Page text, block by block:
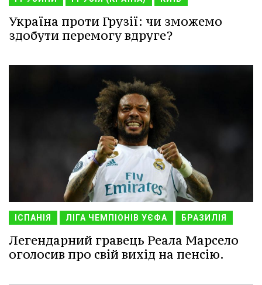
Україна проти Грузії: чи зможемо
здобути перемогу вдруге?
ІСПАНІЯ ЛІГА ЧЕМПІОНІВ УЄФА БРАЗИЛІЯ
Легендарний гравець Реала Марсело
оголосив про свій вихід на пенсію.